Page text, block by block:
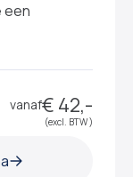
een
vanaf€ 42,-
(excl. BTW )